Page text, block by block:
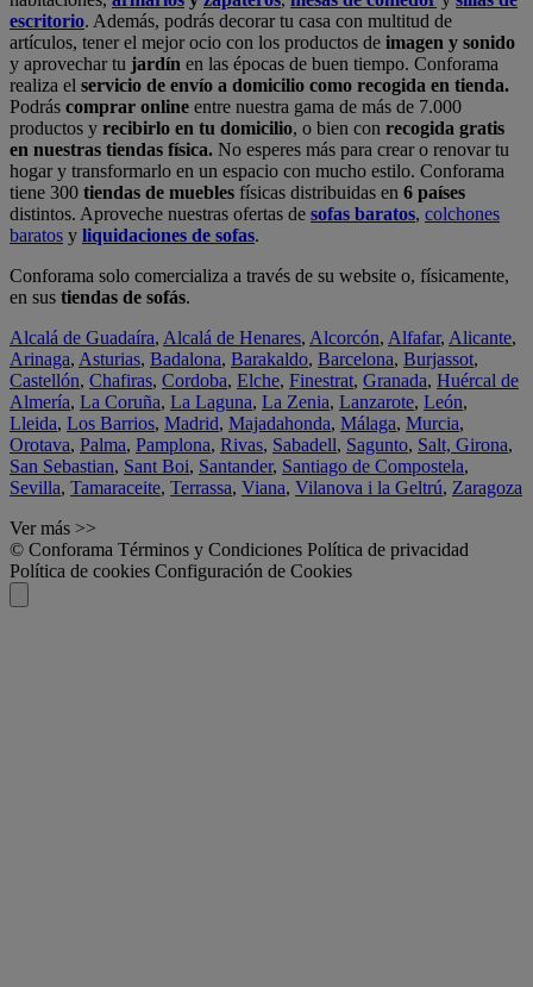
escritorio. Además, podrás decorar tu casa con multitud de
artículos, tener el mejor ocio con los productos de imagen y sonido
y aprovechar tu jardín en las épocas de buen tiempo. Conforama
realiza el servicio de envío a domicilio como recogida en tienda.
Podrás comprar online entre nuestra gama de más de 7.000
productos y recibirlo en tu domicilio, o bien con recogida gratis
en nuestras tiendas física. No esperes más para crear o renovar tu
hogar y transformarlo en un espacio con mucho estilo. Conforama
tiene 300 tiendas de muebles físicas distribuidas en 6 países
distintos. Aproveche nuestras ofertas de sofas baratos, colchones
baratos y liquidaciones de sofas.
Conforama solo comercializa a través de su website o, físicamente,
en sus tiendas de sofás.
Alcalá de Guadaíra, Alcalá de Henares, Alcorcón, Alfafar, Alicante,
Arinaga, Asturias, Badalona, Barakaldo, Barcelona, Burjassot,
Castellón, Chafiras, Cordoba, Elche, Finestrat, Granada, Huércal de
Almería, La Coruña, La Laguna, La Zenia, Lanzarote, León,
Lleida, Los Barrios, Madrid, Majadahonda, Málaga, Murcia,
Orotava, Palma, Pamplona, Rivas, Sabadell, Sagunto, Salt, Girona,
San Sebastian, Sant Boi, Santander, Santiago de Compostela,
Sevilla, Tamaraceite, Terrassa, Viana, Vilanova i la Geltrú, Zaragoza
Ver más >>
© Conforama Términos y Condiciones Política de privacidad
Política de cookies Configuración de Cookies